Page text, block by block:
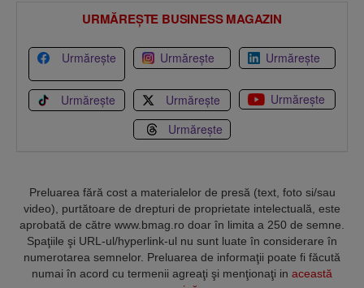
URMĂREȘTE BUSINESS MAGAZIN
Urmărește Urmărește Urmărește
Urmărește Urmărește
Urmărește
Urmărește
Preluarea fără cost a materialelor de presă (text, foto si/sau
video), purtătoare de drepturi de proprietate intelectuală, este
aprobată de către www.bmag.ro doar în limita a 250 de semne.
Spaţiile şi URL-ul/hyperlink-ul nu sunt luate în considerare în
numerotarea semnelor. Preluarea de informaţii poate fi făcută
numai în acord cu termenii agreaţi şi menţionaţi in această